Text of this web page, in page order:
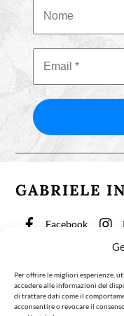
Per offrire le migliori esperienze,
accedere alle informazioni del
di trattare dati come il
acconsentire o revocare il
GABRIELE
Facebook
Fisioterapia per la